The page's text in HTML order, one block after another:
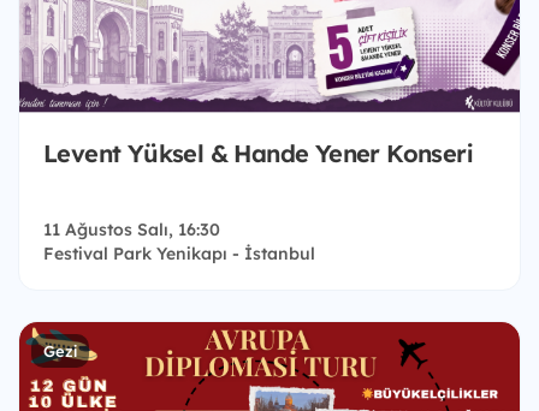
Levent Yüksel & Hande Yener Konseri
11 Ağustos Salı, 16:30
Festival Park Yenikapı - İstanbul
Gezi